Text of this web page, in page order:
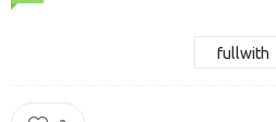
fullwith